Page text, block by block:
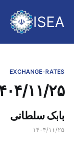
ISEA
EXCHANGE-RATES
۱۴۰۴/۱۱/
بابک سلطانی
۱۴۰۴/۱۱/۲۵